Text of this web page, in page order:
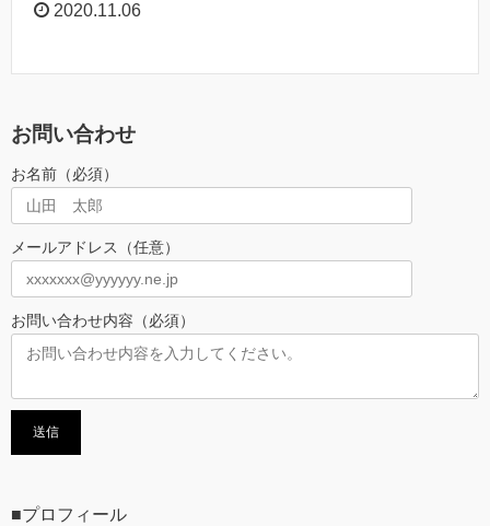
2020.11.06
お問い合わせ
お名前（必須）
メールアドレス（任意）
お問い合わせ内容（必須）
■プロフィール